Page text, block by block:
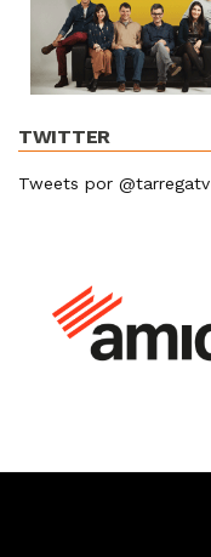
TWITTER
Tweets por @tarregatv